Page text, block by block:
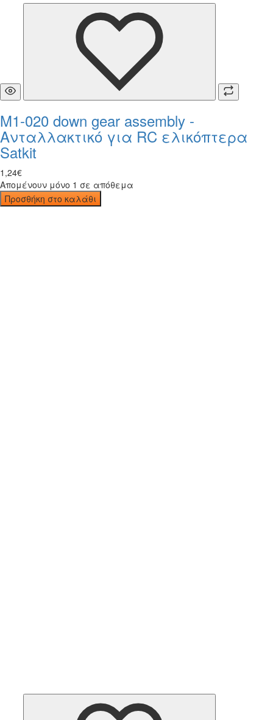
M1-020 down gear assembly -
Ανταλλακτικό για RC ελικόπτερα
Satkit
1 ,24€
Απομένουν μόνο 1 σε απόθεμα
Προσθήκη στο καλάθι